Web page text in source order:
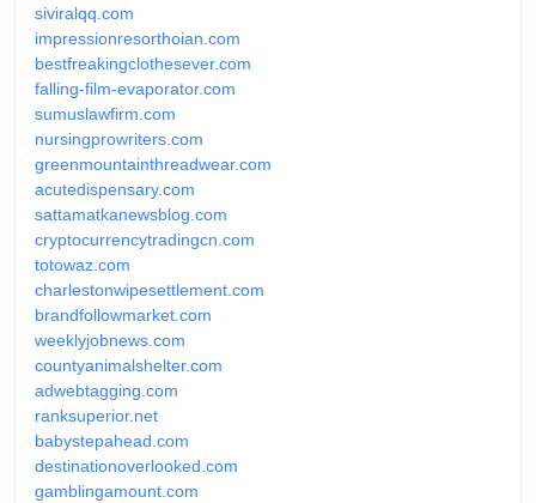
siviralqq.com
impressionresorthoian.com
bestfreakingclothesever.com
falling-film-evaporator.com
sumuslawfirm.com
nursingprowriters.com
greenmountainthreadwear.com
acutedispensary.com
sattamatkanewsblog.com
cryptocurrencytradingcn.com
totowaz.com
charlestonwipesettlement.com
brandfollowmarket.com
weeklyjobnews.com
countyanimalshelter.com
adwebtagging.com
ranksuperior.net
babystepahead.com
destinationoverlooked.com
gamblingamount.com